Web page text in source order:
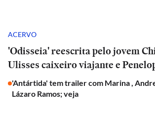
ACERVO
'Odisseia' reescrita pelo jovem
Ulisses caixeiro viajante e
'Antártida' tem trailer com Marina ,
Lázaro Ramos; veja